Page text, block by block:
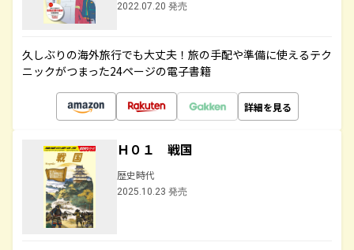
2022.07.20 発売
久しぶりの海外旅行でも大丈夫！旅の手配や準備に使えるテク
ニックがつまった24ページの電子書籍
詳細を見る
Ｈ０１ 戦国
歴史時代
2025.10.23 発売